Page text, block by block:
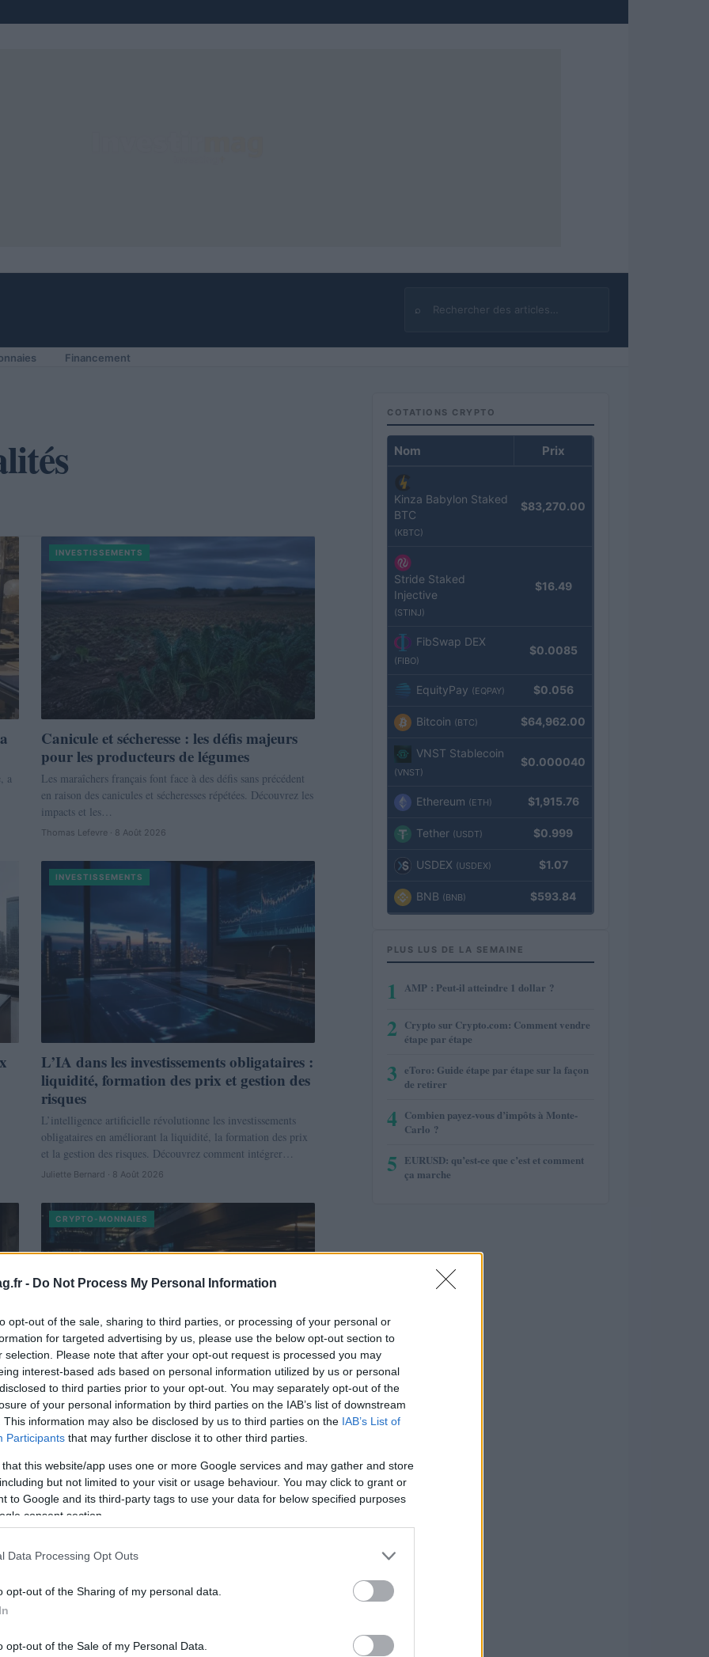
- Do Not Process My Personal Information
opt-out of the sale, sharing to third parties, or processing of your personal or
for targeted advertising by us, please use the below opt-out section to
selection. Please note that after your opt-out request is processed you may
interest-based ads based on personal information utilized by us or personal
to third parties prior to your opt-out. You may separately opt-out of the
of your personal information by third parties on the IAB’s list of downstream
This information may also be disclosed by us to third parties on the IAB’s List of
Participants that may further disclose it to other third parties.
that this website/app uses one or more Google services and may gather and store
but not limited to your visit or usage behaviour. You may click to grant or
to Google and its third-party tags to use your data for below specified purposes
consent section.
Data Processing Opt Outs
opt-out of the Sharing of my personal data.
opt-out of the Sale of my Personal Data.
⌕
Rechercher
Financement
a
INVESTISSEMENTS
Canicule et sécheresse : les défis majeurs
pour les producteurs de légumes
Les maraîchers français font face à des défis sans précédent
en raison des canicules et sécheresses répétées. Découvrez les
impacts et les…
Thomas Lefevre · 8 Août 2026
INVESTISSEMENTS
L’IA dans les investissements obligataires :
liquidité, formation des prix et gestion des
risques
L’intelligence artificielle révolutionne les investissements
obligataires en améliorant la liquidité, la formation des prix
et la gestion des risques. Découvrez comment intégrer…
Juliette Bernard · 8 Août 2026
CRYPTO-MONNAIES
Retour des capitaux institutionnels :
Bitcoin et Ethereum en tête des ETF
crypto
Les ETF crypto retrouvent une dynamique positive avec un
retour marqué des capitaux institutionnels vers Bitcoin et
Ethereum.
Camille Durand · 7 Août 2026
COTATIONS CRYPTO
Nom Prix
Kinza Babylon Staked
BTC
(KBTC)
$83,270.00
Stride Staked
Injective
(STINJ)
$16.49
FibSwap DEX
(FIBO)
$0.0085
EquityPay (EQPAY) $0.056
Bitcoin (BTC) $64,962.00
VNST Stablecoin
(VNST)
$0.000040
Ethereum (ETH) $1,915.76
Tether (USDT) $0.999
USDEX (USDEX) $1.07
BNB (BNB) $593.84
PLUS LUS DE LA SEMAINE
1 AMP : Peut-il atteindre 1 dollar ?
2 Crypto sur Crypto.com: Comment vendre
étape par étape
3 eToro: Guide étape par étape sur la façon
de retirer
4 Combien payez-vous d’impôts à Monte-
Carlo ?
5 EURUSD: qu’est-ce que c’est et comment
ça marche